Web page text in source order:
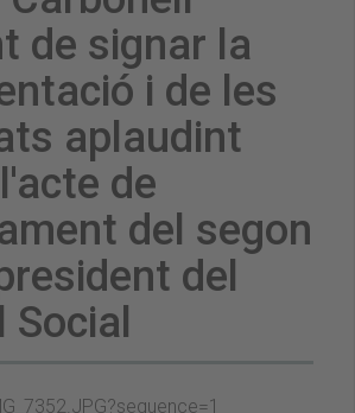
de signar la
i de les
aplaudint
de
del segon
del